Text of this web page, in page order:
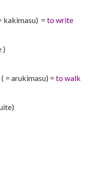
kakimasu) = to write
)
( = arukimasu) = to walk